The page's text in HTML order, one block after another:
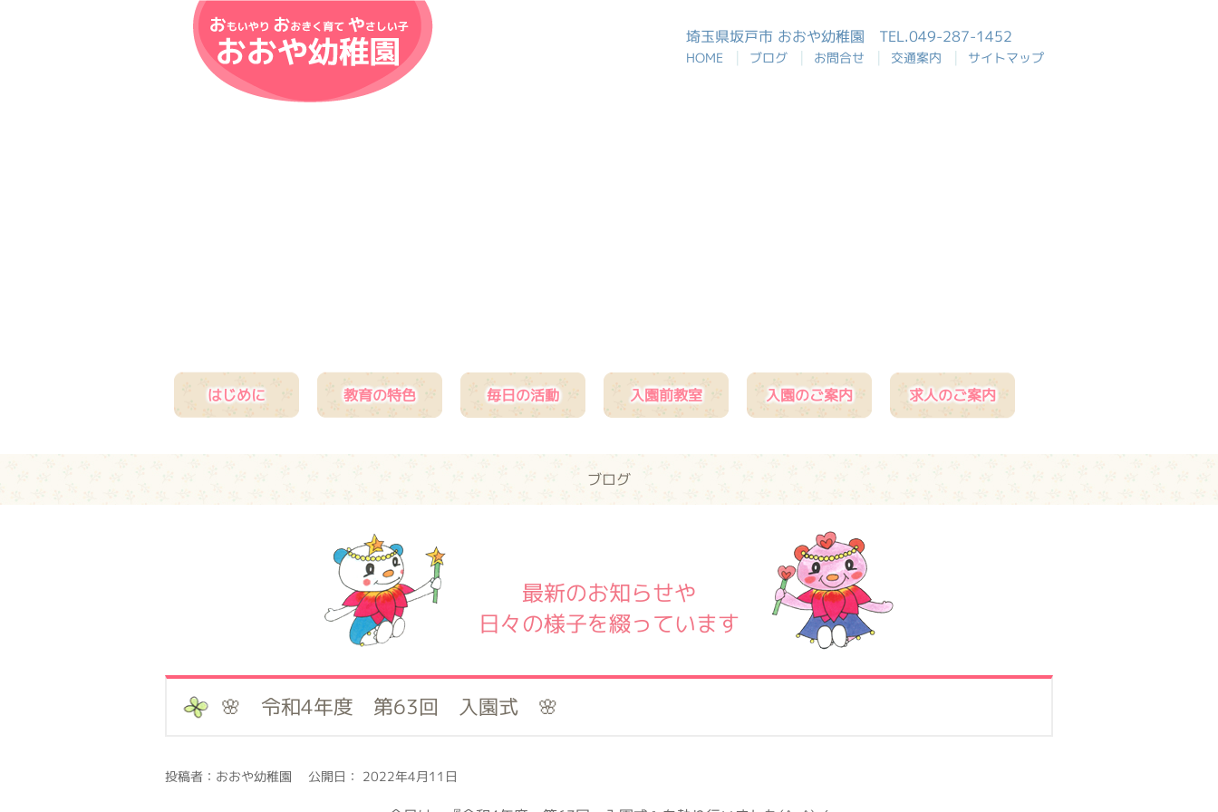
埼玉県坂戸市 おおや幼稚園 TEL.049-287-1452
HOME | ブログ | お問合せ | 交通案内 | サイトマップ
はじめに 教育の特色 毎日の活動 入園前教室 入園のご案内 求人のご案内
ブログ
最新のお知らせや
日々の様子を綴っています
🌸 令和4年度 第63回 入園式 🌸
投稿者：おおや幼稚園 公開日： 2022年4月11日